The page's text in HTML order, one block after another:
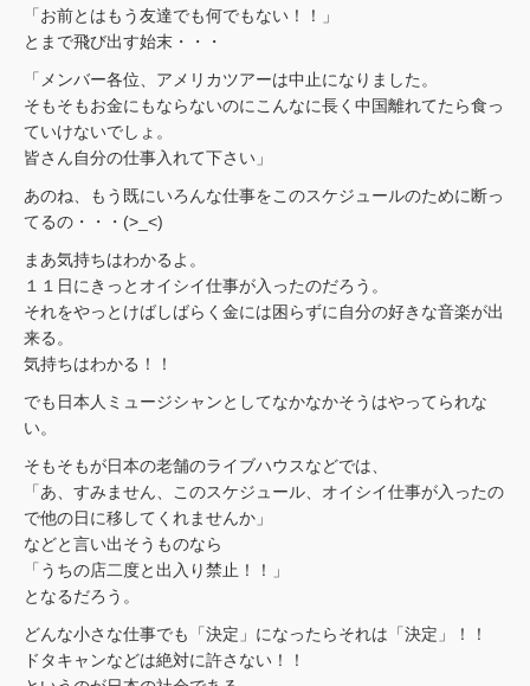
「お前とはもう友達でも何でもない！！」
とまで飛び出す始末・・・
「メンバー各位、アメリカツアーは中止になりました。
そもそもお金にもならないのにこんなに長く中国離れてたら食っ
ていけないでしょ。
皆さん自分の仕事入れて下さい」
あのね、もう既にいろんな仕事をこのスケジュールのために断っ
てるの・・・(>_<)
まあ気持ちはわかるよ。
１１日にきっとオイシイ仕事が入ったのだろう。
それをやっとけばしばらく金には困らずに自分の好きな音楽が出
来る。
気持ちはわかる！！
でも日本人ミュージシャンとしてなかなかそうはやってられな
い。
そもそもが日本の老舗のライブハウスなどでは、
「あ、すみません、このスケジュール、オイシイ仕事が入ったの
で他の日に移してくれませんか」
などと言い出そうものなら
「うちの店二度と出入り禁止！！」
となるだろう。
どんな小さな仕事でも「決定」になったらそれは「決定」！！
ドタキャンなどは絶対に許さない！！